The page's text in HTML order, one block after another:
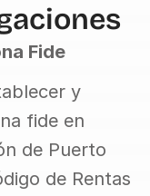
Fide
y
fide en
de Puerto
de Rentas